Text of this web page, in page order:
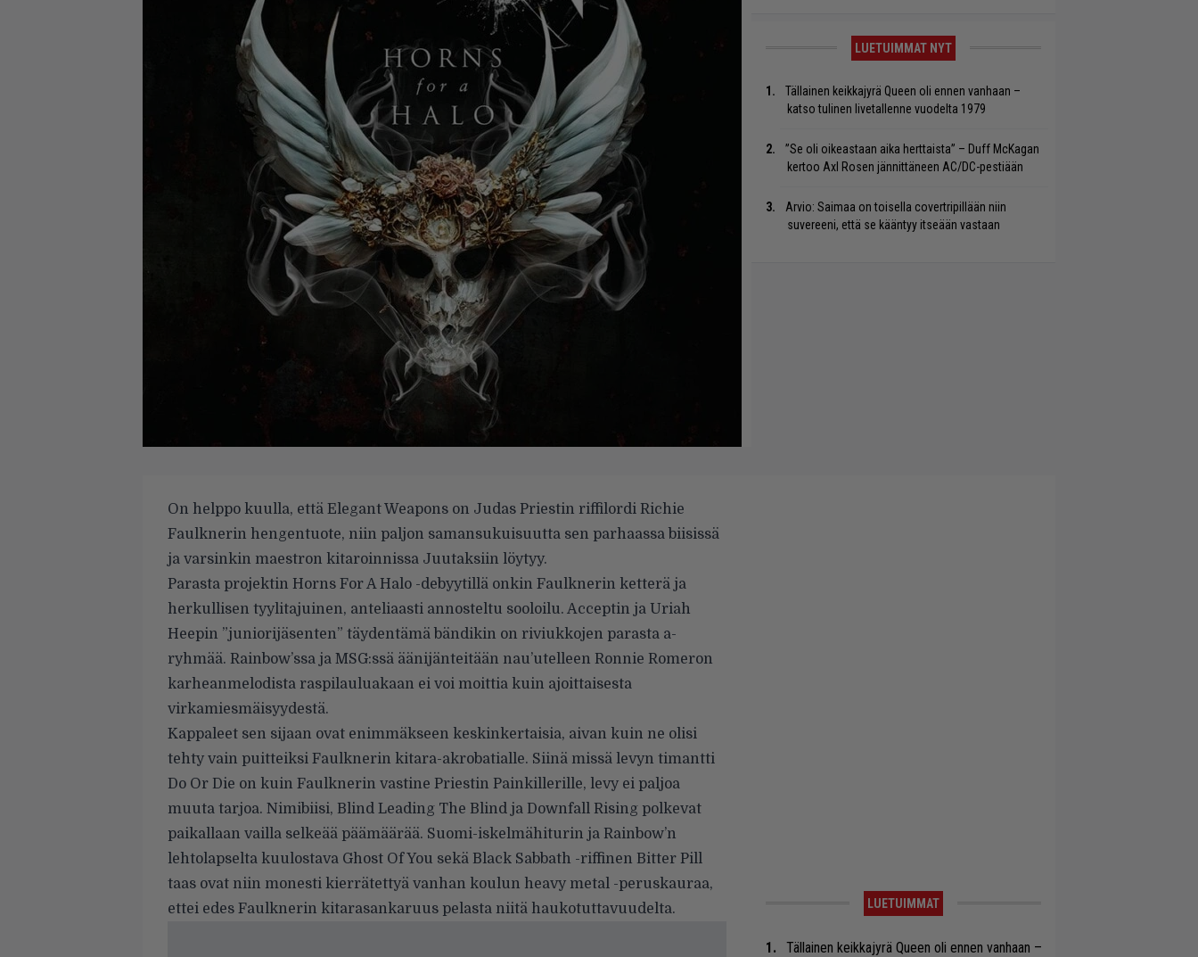
LUETUIMMAT NYT
Tällainen keikkajyrä Queen oli ennen vanhaan –
katso tulinen livetallenne vuodelta 1979
”Se oli oikeastaan aika herttaista” – Duff McKagan
kertoo Axl Rosen jännittäneen AC/DC-pestiään
Arvio: Saimaa on toisella covertripillään niin
suvereeni, että se kääntyy itseään vastaan
On helppo kuulla, että Elegant Weapons on Judas Priestin riffilordi Richie
Faulknerin hengentuote, niin paljon samansukuisuutta sen parhaassa biisissä
ja varsinkin maestron kitaroinnissa Juutaksiin löytyy.
Parasta projektin Horns For A Halo -debyytillä onkin Faulknerin ketterä ja
herkullisen tyylitajuinen, anteliaasti annosteltu sooloilu. Acceptin ja Uriah
Heepin ”juniorijäsenten” täydentämä bändikin on riviukkojen parasta a-
ryhmää. Rainbow’ssa ja MSG:ssä äänijänteitään nau’utelleen Ronnie Romeron
karheanmelodista raspilauluakaan ei voi moittia kuin ajoittaisesta
virkamiesmäisyydestä.
Kappaleet sen sijaan ovat enimmäkseen keskinkertaisia, aivan kuin ne olisi
tehty vain puitteiksi Faulknerin kitara-akrobatialle. Siinä missä levyn timantti
Do Or Die on kuin Faulknerin vastine Priestin Painkillerille, levy ei paljoa
muuta tarjoa. Nimibiisi, Blind Leading The Blind ja Downfall Rising polkevat
paikallaan vailla selkeää päämäärää. Suomi-iskelmähiturin ja Rainbow’n
lehtolapselta kuulostava Ghost Of You sekä Black Sabbath -riffinen Bitter Pill
taas ovat niin monesti kierrätettyä vanhan koulun heavy metal -peruskauraa,
ettei edes Faulknerin kitarasankaruus pelasta niitä haukotuttavuudelta.
LUETUIMMAT
Tällainen keikkajyrä Queen oli ennen vanhaan –